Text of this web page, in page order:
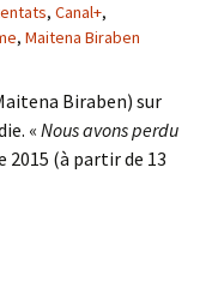
, Canal+,
, Maitena Biraben
Biraben) sur
« Nous avons perdu
2015 (à partir de 13